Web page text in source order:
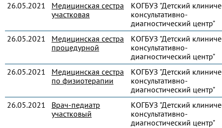
26.05.2021
Медицинская сестра
участковая
КОГБУЗ "Детский
консультативно-
диагностический центр"
26.05.2021
Медицинская сестра
процедурной
КОГБУЗ "Детский
консультативно-
диагностический центр"
26.05.2021
Медицинская сестра
по физиотерапии
КОГБУЗ "Детский
консультативно-
диагностический центр"
26.05.2021
Врач-педиатр
участковый
КОГБУЗ "Детский
консультативно-
диагностический центр"